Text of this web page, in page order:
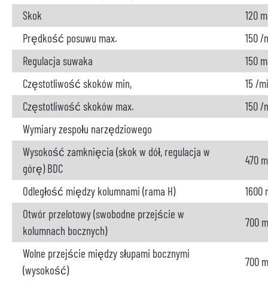
Skok
120
Prędkość posuwu max.
150 /
Regulacja suwaka
150
Częstotliwość skoków min,
15 /
Częstotliwość skoków max.
150 /
Wymiary zespołu narzędziowego
Wysokość zamknięcia (skok w dół, regulacja w
górę) BDC
470
Odległość między kolumnami (rama H)
1600
Otwór przelotowy (swobodne przejście w
kolumnach bocznych)
700
Wolne przejście między słupami bocznymi
(wysokość)
700